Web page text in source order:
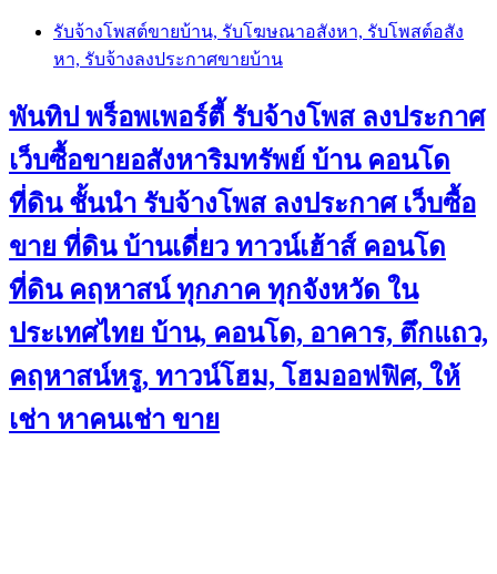
Skip
content
รับจ้างโพสต์ขายบ้าน, รับโฆษณาอสังหา, รับโพสต์อสัง
หา, รับจ้างลงประกาศขายบ้าน
พันทิป พร็อพเพอร์ตี้ รับจ้างโพส ลงประกาศ
เว็บซื้อขายอสังหาริมทรัพย์ บ้าน คอนโด
ที่ดิน ชั้นนำ รับจ้างโพส ลงประกาศ เว็บซื้อ
ขาย ที่ดิน บ้านเดี่ยว ทาวน์เฮ้าส์ คอนโด
ที่ดิน คฤหาสน์ ทุกภาค ทุกจังหวัด ใน
ประเทศไทย บ้าน, คอนโด, อาคาร, ตึกแถว,
คฤหาสน์หรู, ทาวน์โฮม, โฮมออฟฟิศ, ให้
เช่า หาคนเช่า ขาย